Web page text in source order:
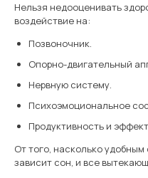
Нельзя недооценивать
воздействие на:
Позвоночник.
Опорно-двигательный
Нервную систему.
Психоэмоциональное
Продуктивность и
От того, насколько
зависит сон, и все